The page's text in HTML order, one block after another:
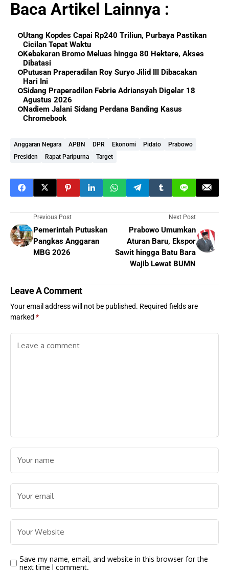
Baca Artikel Lainnya :
Utang Kopdes Capai Rp240 Triliun, Purbaya Pastikan
Cicilan Tepat Waktu
Kebakaran Bromo Meluas hingga 80 Hektare, Akses
Dibatasi
Putusan Praperadilan Roy Suryo Jilid III Dibacakan
Hari Ini
Sidang Praperadilan Febrie Adriansyah Digelar 18
Agustus 2026
Nadiem Jalani Sidang Perdana Banding Kasus
Chromebook
Anggaran Negara APBN DPR Ekonomi Pidato
Prabowo
Presiden
Rapat Paripurna Target
Previous Post
Pemerintah Putuskan
Pangkas Anggaran
MBG 2026
Next Post
Prabowo Umumkan
Aturan Baru, Ekspor
Sawit hingga Batu Bara
Wajib Lewat BUMN
Leave A Comment
Your email address will not be published. Required fields are
marked *
Save my name, email, and website in this browser for the
next time I comment.